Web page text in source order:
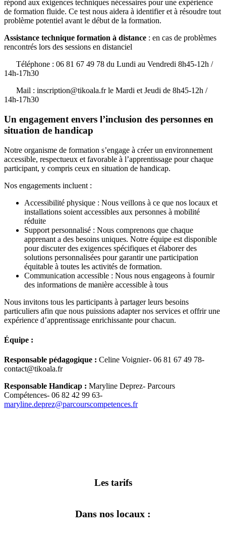
répond aux exigences techniques nécessaires pour une expérience
de formation fluide. Ce test nous aidera à identifier et à résoudre tout
problème potentiel avant le début de la formation.
Assistance technique formation à distance : en cas de problèmes
rencontrés lors des sessions en distanciel
Téléphone : 06 81 67 49 78 du Lundi au Vendredi 8h45-12h /
14h-17h30
Mail : inscription@tikoala.fr le Mardi et Jeudi de 8h45-12h /
14h-17h30
Un engagement envers l’inclusion des personnes en
situation de handicap
Notre organisme de formation s’engage à créer un environnement
accessible, respectueux et favorable à l’apprentissage pour chaque
participant, y compris ceux en situation de handicap.
Nos engagements incluent :
Accessibilité physique : Nous veillons à ce que nos locaux et
installations soient accessibles aux personnes à mobilité
réduite
Support personnalisé : Nous comprenons que chaque
apprenant a des besoins uniques. Notre équipe est disponible
pour discuter des exigences spécifiques et élaborer des
solutions personnalisées pour garantir une participation
équitable à toutes les activités de formation.
Communication accessible : Nous nous engageons à fournir
des informations de manière accessible à tous
Nous invitons tous les participants à partager leurs besoins
particuliers afin que nous puissions adapter nos services et offrir une
expérience d’apprentissage enrichissante pour chacun.
Équipe :
Responsable pédagogique : Celine Voignier- 06 81 67 49 78-
contact@tikoala.fr
Responsable Handicap : Maryline Deprez- Parcours
Compétences- 06 82 42 99 63-
maryline.deprez@parcourscompetences.fr
Les tarifs
Dans nos locaux :